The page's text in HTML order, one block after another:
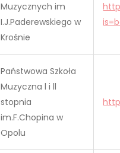
Muzycznych im
I.J.Paderewskiego w
Krośnie
Państwowa Szkoła
Muzyczna l i ll
stopnia
im.F.Chopina w
Opolu